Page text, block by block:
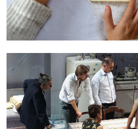
TAKE